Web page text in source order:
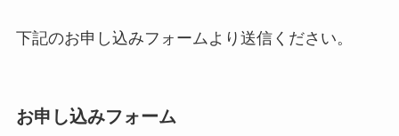
下記のお申し込みフォームより送信ください。
お申し込みフォーム